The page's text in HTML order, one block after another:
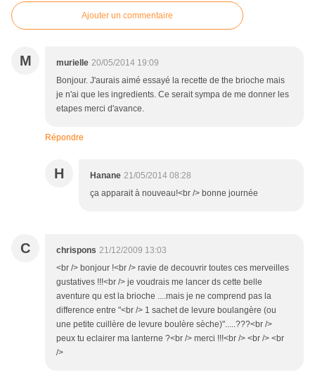
Ajouter un commentaire
M murielle 20/05/2014 19:09
Bonjour. J'aurais aimé essayé la recette de the brioche mais
je n'ai que les ingredients. Ce serait sympa de me donner les
etapes merci d'avance.
Répondre
H Hanane 21/05/2014 08:28
ça apparait à nouveau!<br /> bonne journée
C chrispons 21/12/2009 13:03
<br /> bonjour !<br /> ravie de decouvrir toutes ces merveilles
gustatives !!!<br /> je voudrais me lancer ds cette belle
aventure qu est la brioche ....mais je ne comprend pas la
difference entre "<br /> 1 sachet de levure boulangère (ou
une petite cuillère de levure boulère sèche)".....???<br />
peux tu eclairer ma lanterne ?<br /> merci !!!<br /> <br /> <br
/>